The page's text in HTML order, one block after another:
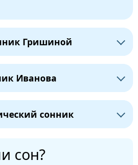
Гришиной
Иванова
сонник
сон?